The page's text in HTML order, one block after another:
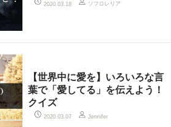
2020.03.18 ソフロレリア
【世界中に愛を】いろいろな言
葉で「愛してる」を伝えよう！
クイズ
2020.03.07 Jennifer